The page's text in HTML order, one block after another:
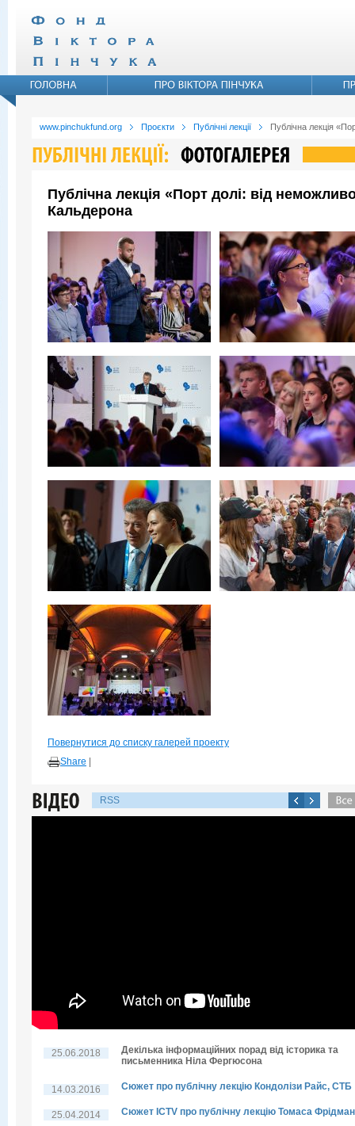
www.pinchukfund.org Проєкти Публічні лекції Публічна лекція
Публічна лекція «Порт долі: від
Кальдерона
Повернутися до списку галерей проекту
Share
RSS
25.06.2018
Декілька інформаційних порад від історика та
письменника Ніла Фергюсона
14.03.2016 Сюжет про публічну лекцію Кондолізи Райс, СТБ
25.04.2014 Сюжет ICTV про публічну лекцію Томаса